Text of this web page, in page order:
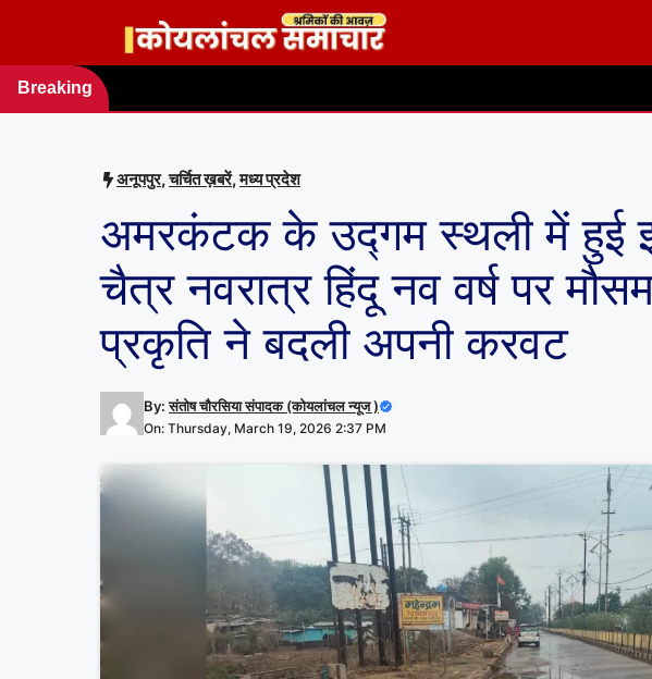
content
Breaking
अनूपपुर,चर्चित ख़बरें,मध्य प्रदेश
अमरकंटक के उद्गम स्थली में हुई
चैत्र नवरात्र हिंदू नव वर्ष पर
प्रकृति ने बदली अपनी करवट
By:संतोष चौरसिया संपादक (कोयलांचल न्यूज )
On: Thursday, March 19, 2026 2:37 PM